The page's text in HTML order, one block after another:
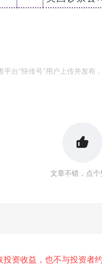
平台"快传号"用户上传并发布
文章不错，点个
资收益，也不与投资者